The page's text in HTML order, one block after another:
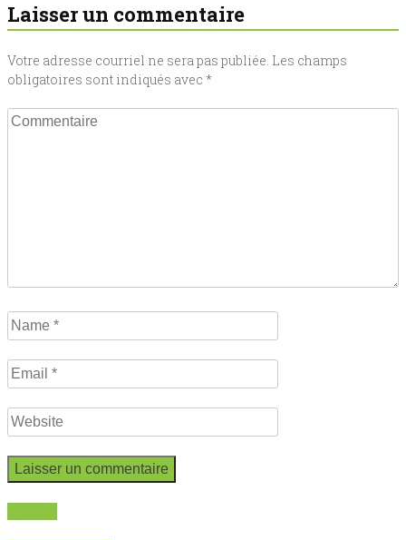
de
l'article
Laisser un commentaire
Votre adresse courriel ne sera pas publiée. Les champs
obligatoires sont indiqués avec *